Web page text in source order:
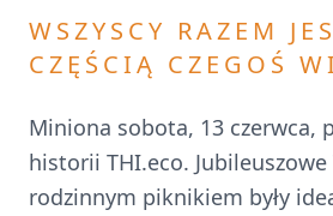
WSZYSCY RAZEM
CZĘŚCIĄ CZEGOŚ
Miniona sobota, 13 czerwca,
historii THI.eco. Jubileuszowe
rodzinnym piknikiem były